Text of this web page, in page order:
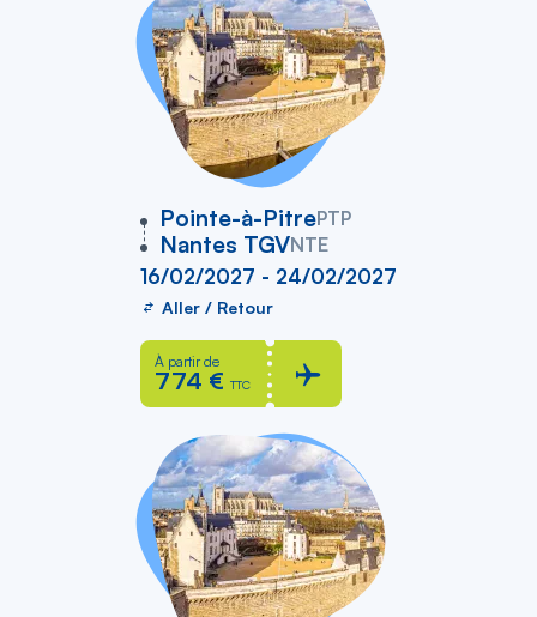
Pointe-à-PitrePTP
vers
Nantes TGVNTE
16/02/2027 - 24/02/2027
Aller / Retour
À partir de
774 € TTC